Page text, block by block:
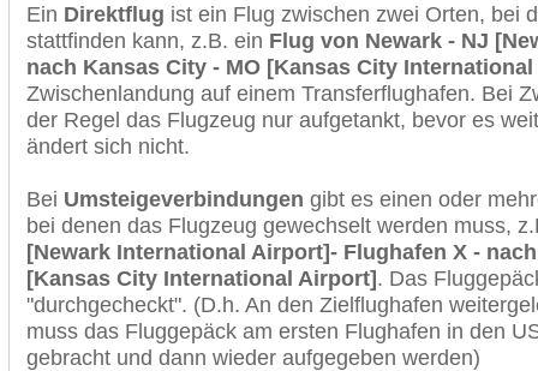
Ein Direktflug ist ein Flug zwischen zwei Orten, bei
stattfinden kann, z.B. ein Flug von Newark - NJ
nach Kansas City - MO [Kansas City
Zwischenlandung auf einem Transferflughafen. Bei
der Regel das Flugzeug nur aufgetankt, bevor es
ändert sich nicht.
Bei Umsteigeverbindungen gibt es einen oder
bei denen das Flugzeug gewechselt werden muss,
[Newark International Airport]- Flughafen X -
[Kansas City International Airport]. Das
"durchgecheckt". (D.h. An den Zielflughafen
muss das Fluggepäck am ersten Flughafen in den
gebracht und dann wieder aufgegeben werden)